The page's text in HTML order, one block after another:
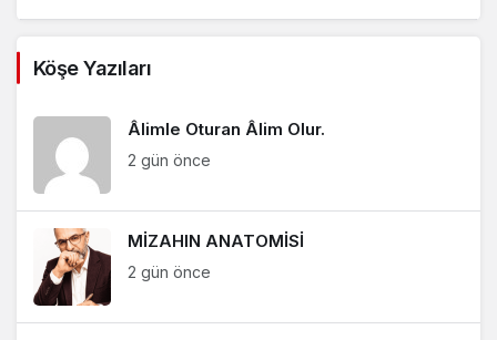
"GENÇLERİN TERCİHİ"
HANDE SANEM ÇINAR
AYDIN UZKAN
Köşe Yazıları
Âlimle Oturan Âlim Olur.
2 gün önce
MİZAHIN ANATOMİSİ
2 gün önce